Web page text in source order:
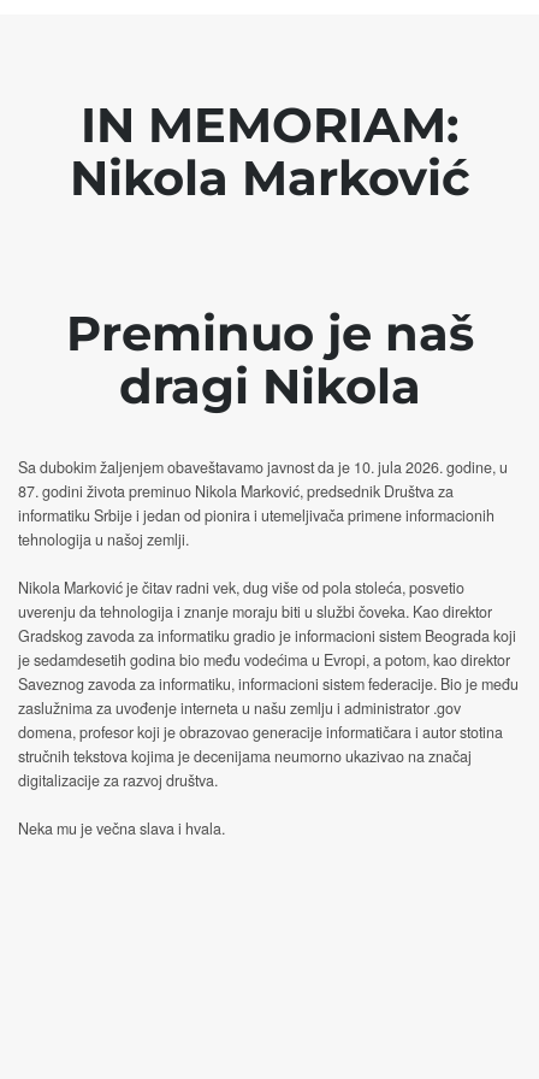
IN MEMORIAM:
Nikola Marković
Preminuo je naš
dragi Nikola
Sa dubokim žaljenjem obaveštavamo javnost da je 10. jula 2026. godine, u
87. godini života preminuo Nikola Marković, predsednik Društva za
informatiku Srbije i jedan od pionira i utemeljivača primene informacionih
tehnologija u našoj zemlji.
Nikola Marković je čitav radni vek, dug više od pola stoleća, posvetio
uverenju da tehnologija i znanje moraju biti u službi čoveka. Kao direktor
Gradskog zavoda za informatiku gradio je informacioni sistem Beograda koji
je sedamdesetih godina bio među vodećima u Evropi, a potom, kao direktor
Saveznog zavoda za informatiku, informacioni sistem federacije. Bio je među
zaslužnima za uvođenje interneta u našu zemlju i administrator .gov
domena, profesor koji je obrazovao generacije informatičara i autor stotina
stručnih tekstova kojima je decenijama neumorno ukazivao na značaj
digitalizacije za razvoj društva.
Neka mu je večna slava i hvala.